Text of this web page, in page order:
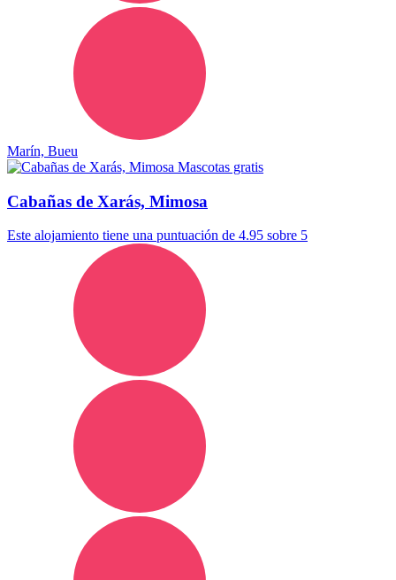
Marín, Bueu
Mascotas gratis
Cabañas de Xarás, Mimosa
Este alojamiento tiene una puntuación de 4.95 sobre 5